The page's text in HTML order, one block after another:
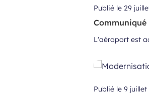
Publié le29
L'aéroport est
Publié le9 juillet